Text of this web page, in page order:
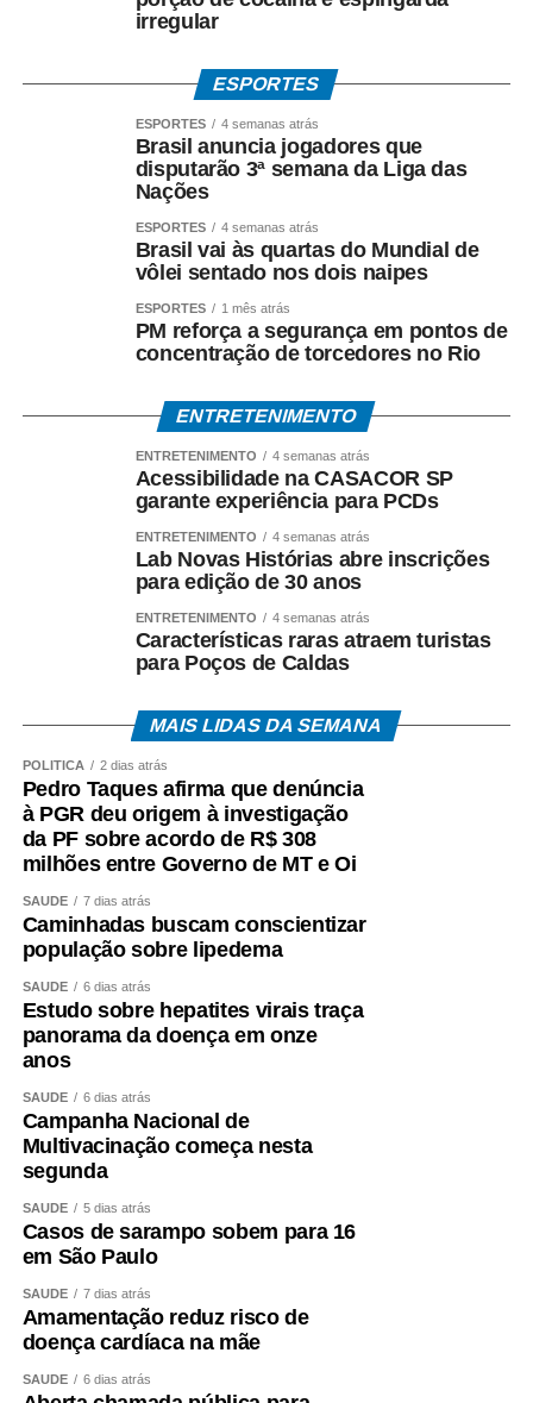
irregular
ESPORTES
ESPORTES 4 semanas atrás
Brasil anuncia jogadores que
disputarão 3ª semana da Liga das
Nações
ESPORTES 4 semanas atrás
Brasil vai às quartas do Mundial de
vôlei sentado nos dois naipes
ESPORTES 1 mês atrás
PM reforça a segurança em pontos de
concentração de torcedores no Rio
ENTRETENIMENTO
ENTRETENIMENTO 4 semanas atrás
Acessibilidade na CASACOR SP
garante experiência para PCDs
ENTRETENIMENTO 4 semanas atrás
Lab Novas Histórias abre inscrições
para edição de 30 anos
ENTRETENIMENTO 4 semanas atrás
Características raras atraem turistas
para Poços de Caldas
MAIS LIDAS DA SEMANA
POLÍTICA 2 dias atrás
Pedro Taques afirma que denúncia
à PGR deu origem à investigação
da PF sobre acordo de R$ 308
milhões entre Governo de MT e Oi
SAÚDE 7 dias atrás
Caminhadas buscam conscientizar
população sobre lipedema
SAÚDE 6 dias atrás
Estudo sobre hepatites virais traça
panorama da doença em onze
anos
SAÚDE 6 dias atrás
Campanha Nacional de
Multivacinação começa nesta
segunda
SAÚDE 5 dias atrás
Casos de sarampo sobem para 16
em São Paulo
SAÚDE 7 dias atrás
Amamentação reduz risco de
doença cardíaca na mãe
SAÚDE 6 dias atrás